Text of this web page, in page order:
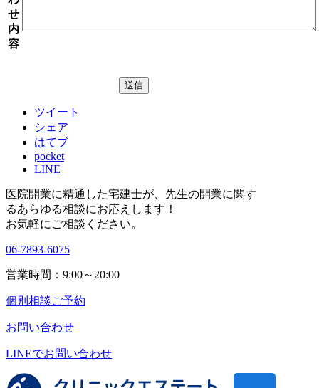
せ
内
容
ツイート
シェア
はてブ
pocket
LINE
医院開業に精通した宅建士が、 先生の開業に関す
るあらゆる相談にお応えします！
お気軽にご相談ください。
06-7893-6075
営業時間：9:00～20:00
個別相談ご予約
お問い合わせ
LINEでお問い合わせ